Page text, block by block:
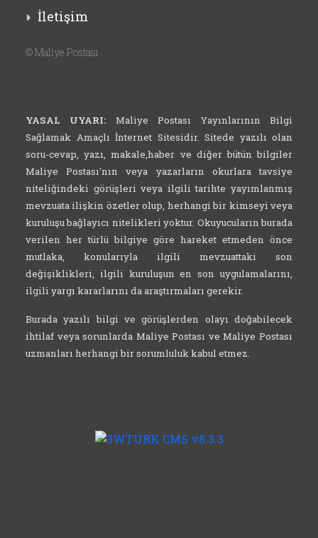
İletişim
©Maliye Postası
YASAL UYARI: Maliye Postası Yayınlarının Bilgi
Sağlamak Amaçlı İnternet Sitesidir. Sitede yazılı olan
soru-cevap, yazı, makale,haber ve diğer bütün bilgiler
Maliye Postası'nın veya yazarların okurlara tavsiye
niteliğindeki görüşleri veya ilgili tarihte yayımlanmış
mevzuata ilişkin özetler olup, herhangi bir kimseyi veya
kuruluşu bağlayıcı nitelikleri yoktur. Okuyucuların burada
verilen her türlü bilgiye göre hareket etmeden önce
mutlaka, konularıyla ilgili mevzuattaki son
değişiklikleri, ilgili kuruluşun en son uygulamalarını,
ilgili yargı kararlarını da araştırmaları gerekir.
Burada yazılı bilgi ve görüşlerden olayı doğabilecek
ihtilaf veya sorunlarda Maliye Postası ve Maliye Postası
uzmanları herhangi bir sorumluluk kabul etmez.